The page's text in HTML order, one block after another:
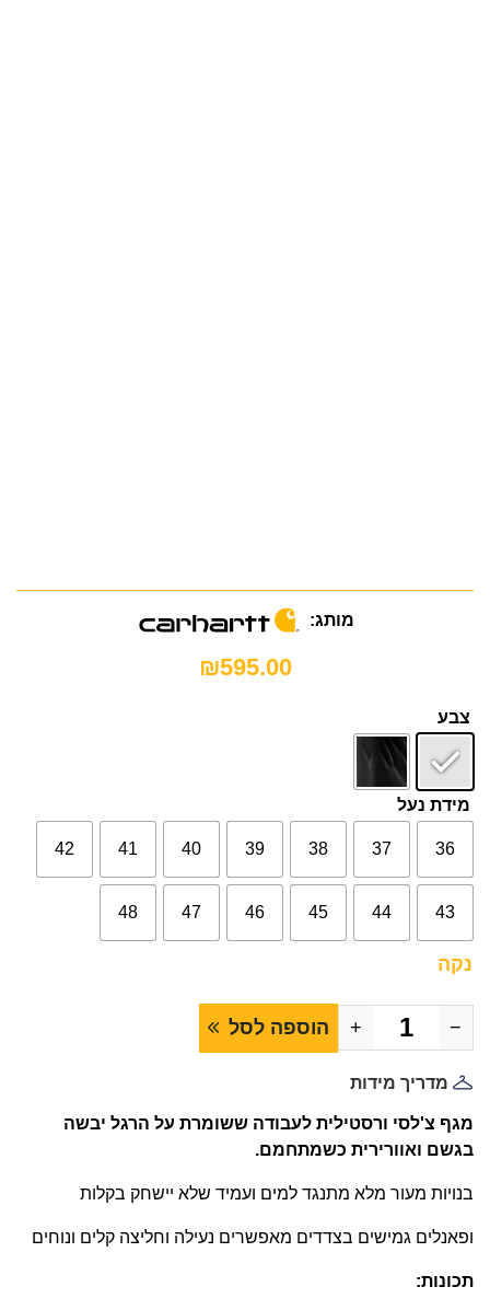
מותג:
₪595.00
צבע
מידת נעל
36
37
38
39
40
41
42
43
44
45
46
47
48
נקה
−
+ הוספה לסל
מדריך מידות
מגף צ'לסי ורסטילית לעבודה ששומרת על הרגל יבשה
בגשם ואוורירית כשמתחמם.
בנויות מעור מלא מתנגד למים ועמיד שלא יישחק בקלות
ופאנלים גמישים בצדדים מאפשרים נעילה וחליצה קלים ונוחים
תכונות: